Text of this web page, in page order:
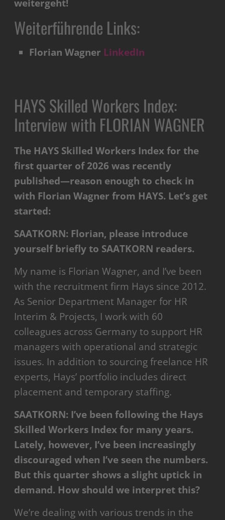
weitergeht!
Weiterführende Links:
Florian Wagner LinkedIn
HAYS Skilled Workers Index:
Interview with FLORIAN WAGNER
The HAYS Skilled Workers Index for the
first quarter of 2026 was recently
published—reason enough to check in
with Florian Wagner from HAYS. Let’s get
started:
SAATKORN: Florian, please introduce
yourself briefly to SAATKORN readers.
My name is Florian Wagner, and I’ve been
with the recruitment firm Hays since 2012.
As Senior Department Manager for HR
Interim & Projects, I work with 60
colleagues across Germany to support HR
managers with operational and strategic
issues. In addition to sourcing freelance HR
experts, Hays’ portfolio includes direct
placement and temporary staffing.
SAATKORN: I’ve been following the Hays
Skilled Workers Index for many years.
Lately, however, I’ve been increasingly
discouraged when I’ve seen the numbers.
But this quarter shows a slight uptick in
demand. How should we interpret this?
We’re dealing with various trends in the